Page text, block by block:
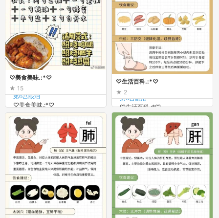
♡生活百科.:*♡
2
第6宫眼泪
♡生活百科.:*♡
♡美食美味.:*♡
15
第6宫眼泪
♡美食美味.:*♡